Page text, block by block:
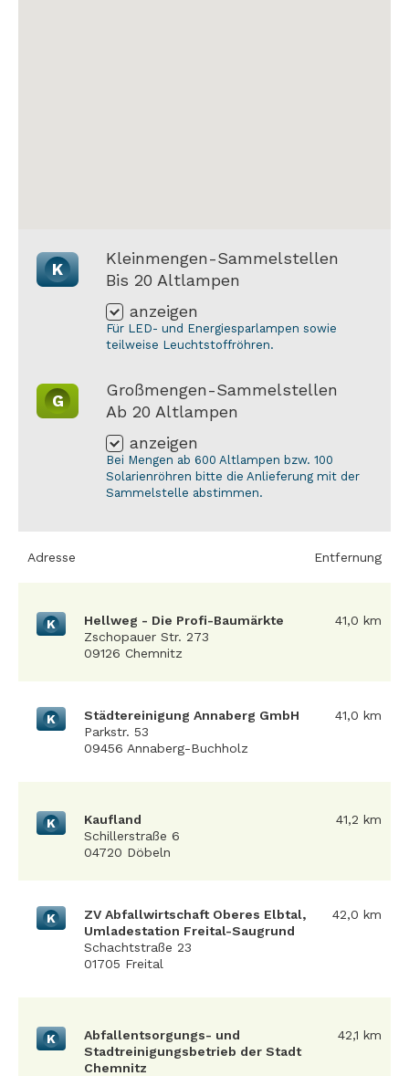
K
Kleinmengen-Sammelstellen
Bis 20 Altlampen
anzeigen
Für LED- und Energiesparlampen sowie
teilweise Leuchtstoffröhren.
G
Großmengen-Sammelstellen
Ab 20 Altlampen
anzeigen
Bei Mengen ab 600 Altlampen bzw. 100
Solarienröhren bitte die Anlieferung mit der
Sammelstelle abstimmen.
Adresse Entfernung
K
Hellweg - Die Profi-Baumärkte
Zschopauer Str. 273
09126 Chemnitz
41,0 km
K
Städtereinigung Annaberg GmbH
Parkstr. 53
09456 Annaberg-Buchholz
41,0 km
K
Kaufland
Schillerstraße 6
04720 Döbeln
41,2 km
K
ZV Abfallwirtschaft Oberes Elbtal,
Umladestation Freital-Saugrund
Schachtstraße 23
01705 Freital
42,0 km
K
Abfallentsorgungs- und
Stadtreinigungsbetrieb der Stadt
Chemnitz
42,1 km